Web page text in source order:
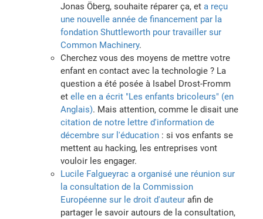
Jonas Öberg, souhaite réparer ça, eta reçu
une nouvelle année de financement par la
fondation Shuttleworth pour travailler sur
Common Machinery.
Cherchez vous des moyens de mettre votre
enfant en contact avec la technologie ? La
question a été posée à Isabel Drost-Fromm
etelle en a écrit "Les enfants bricoleurs" (en
Anglais). Mais attention, comme le disait une
citation de notre lettre d'information de
décembre sur l'éducation : si vos enfants se
mettent au hacking, les entreprises vont
vouloir les engager.
Lucile Falgueyrac a organisé une réunion sur
la consultation de la Commission
Européenne sur le droit d'auteur afin de
partager le savoir autours de la consultation,